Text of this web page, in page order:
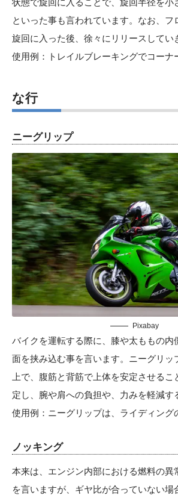
状態で旋回に入ることで、旋回半径を小
といった事も言われています。なお、フ
旋回に入った後、徐々にリリースしてい
使用例：トレイルブレーキングでコーナ
な行
ニーグリップ
Pixabay
バイクを運転する際に、膝や太ももの内
面を挟み込む事を言います。ニーグリッ
上で、腹筋と背筋で上体を安定させる
定し、腕や肩への負担や、力みを軽減す
使用例：ニーグリップは、ライディング
ノッキング
本来は、エンジン内部における燃料の異
を言いますが、ギヤ比が合っていない場